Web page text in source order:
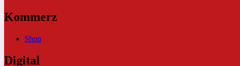
Kommerz
Shop
Digital